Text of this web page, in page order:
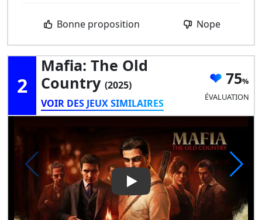
Bonne proposition Nope
2
Mafia: The Old
Country (2025)
VOIR DES JEUX SIMILAIRES
75
ÉVALUATION
Play Video: Mafia: The Old